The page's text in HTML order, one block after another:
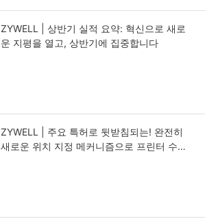
ZYWELL | 상반기 실적 요약: 혁신으로 새로
운 지평을 열고, 상반기에 집중합니다
ZYWELL | 주요 특허로 뒷받침되는! 완전히
새로운 위치 지정 메커니즘으로 프린터 수명